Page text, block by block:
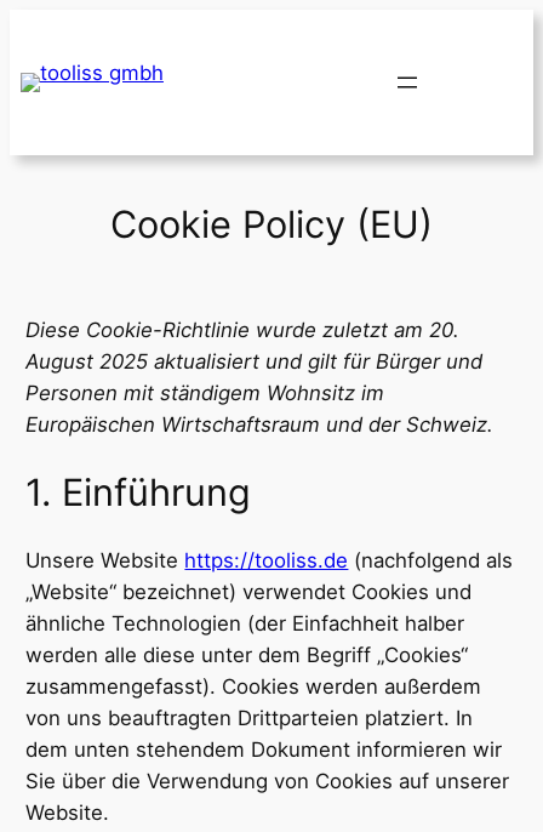
springen
Cookie Policy (EU)
Diese Cookie-Richtlinie wurde zuletzt am 20.
August 2025 aktualisiert und gilt für Bürger und
Personen mit ständigem Wohnsitz im
Europäischen Wirtschaftsraum und der Schweiz.
1. Einführung
Unsere Website https://tooliss.de (nachfolgend als
„Website“ bezeichnet) verwendet Cookies und
ähnliche Technologien (der Einfachheit halber
werden alle diese unter dem Begriff „Cookies“
zusammengefasst). Cookies werden außerdem
von uns beauftragten Drittparteien platziert. In
dem unten stehendem Dokument informieren wir
Sie über die Verwendung von Cookies auf unserer
Website.